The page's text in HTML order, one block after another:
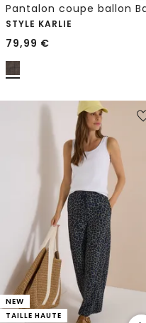
STYLE KARLIE
79,99 €
NEW
TAILLE HAUTE